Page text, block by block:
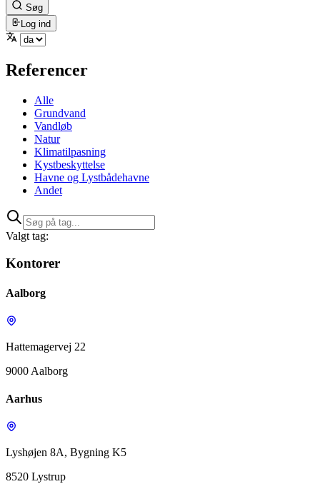
Søg
Log ind
Referencer
Alle
Grundvand
Vandløb
Natur
Klimatilpasning
Kystbeskyttelse
Havne og Lystbådehavne
Andet
Valgt tag:
Kontorer
Aalborg
Hattemagervej 22
9000 Aalborg
Aarhus
Lyshøjen 8A, Bygning K5
8520 Lystrup